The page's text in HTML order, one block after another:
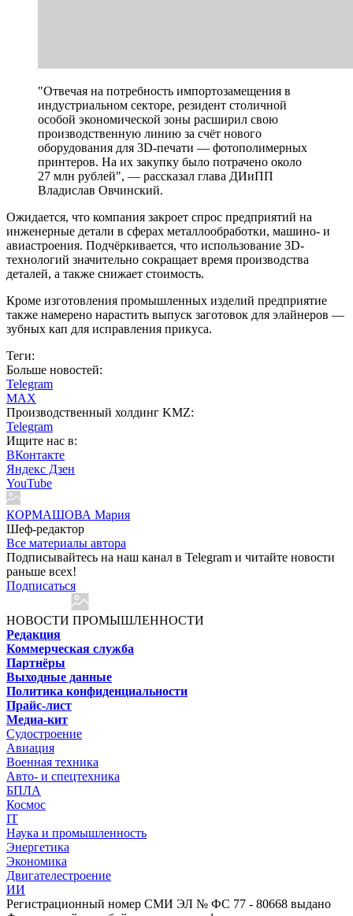
"Отвечая на потребность импортозамещения в
индустриальном секторе, резидент столичной
особой экономической зоны расширил свою
производственную линию за счёт нового
оборудования для 3D-печати — фотополимерных
принтеров. На их закупку было потрачено около
27 млн рублей", — рассказал глава ДИиПП
Владислав Овчинский.
Ожидается, что компания закроет спрос предприятий на
инженерные детали в сферах металлообработки, машино- и
авиастроения. Подчёркивается, что использование 3D-
технологий значительно сокращает время производства
деталей, а также снижает стоимость.
Кроме изготовления промышленных изделий предприятие
также намерено нарастить выпуск заготовок для элайнеров —
зубных кап для исправления прикуса.
Теги:
Больше новостей:
Telegram
MAX
Производственный холдинг KMZ:
Telegram
Ищите нас в:
ВКонтакте
Яндекс Дзен
YouTube
КОРМАШОВА Мария
Шеф-редактор
Все материалы автора
Подписывайтесь на наш канал в Telegram и читайте новости
раньше всех!
Подписаться
НОВОСТИ ПРОМЫШЛЕННОСТИ
Редакция
Коммерческая служба
Партнёры
Выходные данные
Политика конфиденциальности
Прайс-лист
Медиа-кит
Судостроение
Авиация
Военная техника
Авто- и спецтехника
БПЛА
Космос
IT
Наука и промышленность
Энергетика
Экономика
Двигателестроение
ИИ
Регистрационный номер СМИ ЭЛ № ФС 77 - 80668 выдано